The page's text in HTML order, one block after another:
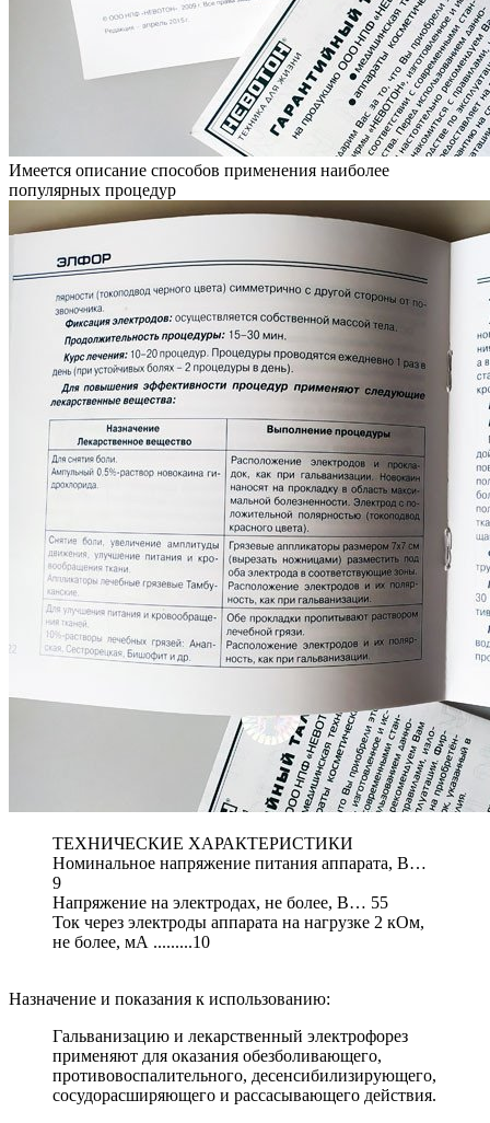
Имеется описание способов применения наиболее
популярных процедур
ТЕХНИЧЕСКИЕ ХАРАКТЕРИСТИКИ
Номинальное напряжение питания аппарата, В…
9
Напряжение на электродах, не более, В… 55
Ток через электроды аппарата на нагрузке 2 кОм,
не более, мА .........10
Назначение и показания к использованию:
Гальванизацию и лекарственный электрофорез
применяют для оказания обезболивающего,
противовоспалительного, десенсибилизирующего,
сосудорасширяющего и рассасывающего действия.